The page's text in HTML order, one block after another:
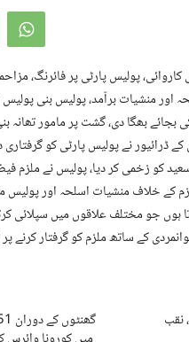
پولیس کی کاروائی، پولیس پارٹی پر
اور منشیات برآمد، پولیس بنی
بھگا دی، گشت پر مامور تھانہ
ڈرائیور نے پولیس پارٹی کو
کو زخمی کر دیا، پولیس نے ملزم
ملزم کے خلاف منشیات اسلحہ اور
ہوں جو مختلف علاقوں میں سپلائی
کے ساتھ ملزم کو گرفتار کرنے
نقب